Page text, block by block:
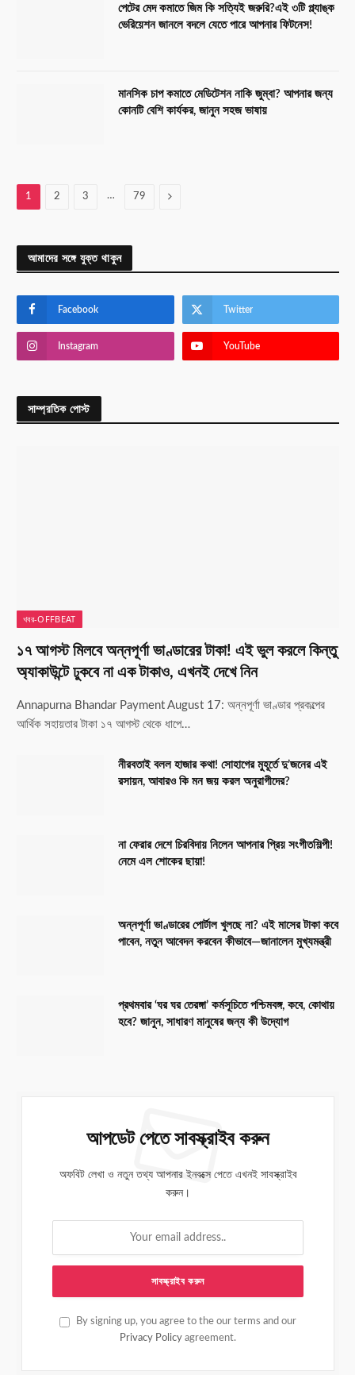
পেটের মেদ কমাতে জিম কি সত্যিই জরুরি?এই ৩টি প্ল্যাঙ্ক
ভেরিয়েশন জানলে বদলে যেতে পারে আপনার ফিটনেস!
মানসিক চাপ কমাতে মেডিটেশন নাকি জুম্বা? আপনার জন্য
কোনটি বেশি কার্যকর, জানুন সহজ ভাষায়
1 2 3 … 79 Next
আমাদের সঙ্গে যুক্ত থাকুন
Facebook Twitter
Instagram YouTube
সাম্প্রতিক পোস্ট
খবর-OFFBEAT
১৭ আগস্ট মিলবে অন্নপূর্ণা ভাণ্ডারের টাকা! এই ভুল করলে কিন্তু
অ্যাকাউন্টে ঢুকবে না এক টাকাও, এখনই দেখে নিন
Annapurna Bhandar Payment August 17: অন্নপূর্ণা ভাণ্ডার প্রকল্পের
আর্থিক সহায়তার টাকা ১৭ আগস্ট থেকে ধাপে…
নীরবতাই বলল হাজার কথা! সোহাগের মুহূর্তে দু’জনের এই
রসায়ন, আবারও কি মন জয় করল অনুরাগীদের?
না ফেরার দেশে চিরবিদায় নিলেন আপনার প্রিয় সংগীতশিল্পী!
নেমে এল শোকের ছায়া!
অন্নপূর্ণা ভাণ্ডারের পোর্টাল খুলছে না? এই মাসের টাকা কবে
পাবেন, নতুন আবেদন করবেন কীভাবে—জানালেন মুখ্যমন্ত্রী
প্রথমবার ‘ঘর ঘর তেরঙ্গা’ কর্মসূচিতে পশ্চিমবঙ্গ, কবে, কোথায়
হবে? জানুন, সাধারণ মানুষের জন্য কী উদ্যোগ
আপডেট পেতে সাবস্ক্রাইব করুন
অফবিট লেখা ও নতুন তথ্য আপনার ইনবক্সে পেতে এখনই সাবস্ক্রাইব
করুন।
By signing up, you agree to the our terms and our
Privacy Policy agreement.